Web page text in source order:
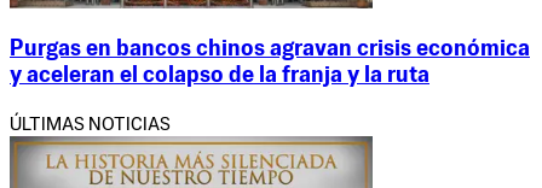
Purgas en bancos chinos agravan crisis económica
y aceleran el colapso de la franja y la ruta
ÚLTIMAS NOTICIAS